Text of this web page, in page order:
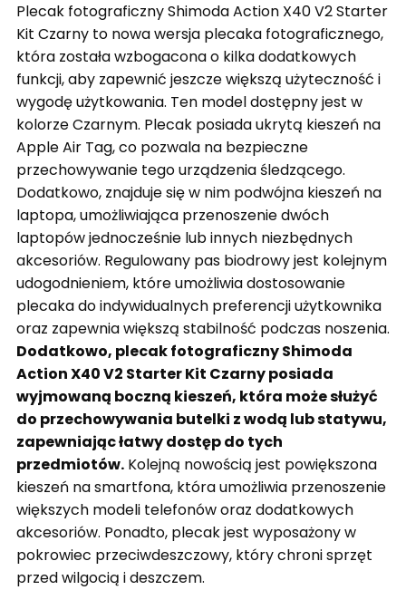
Plecak fotograficzny Shimoda Action X40 V2 Starter
Kit Czarny to nowa wersja plecaka fotograficznego,
która została wzbogacona o kilka dodatkowych
funkcji, aby zapewnić jeszcze większą użyteczność i
wygodę użytkowania. Ten model dostępny jest w
kolorze Czarnym. Plecak posiada ukrytą kieszeń na
Apple Air Tag, co pozwala na bezpieczne
przechowywanie tego urządzenia śledzącego.
Dodatkowo, znajduje się w nim podwójna kieszeń na
laptopa, umożliwiająca przenoszenie dwóch
laptopów jednocześnie lub innych niezbędnych
akcesoriów. Regulowany pas biodrowy jest kolejnym
udogodnieniem, które umożliwia dostosowanie
plecaka do indywidualnych preferencji użytkownika
oraz zapewnia większą stabilność podczas noszenia.
Dodatkowo, plecak fotograficzny Shimoda
Action X40 V2 Starter Kit Czarny posiada
wyjmowaną boczną kieszeń, która może służyć
do przechowywania butelki z wodą lub statywu,
zapewniając łatwy dostęp do tych
przedmiotów. Kolejną nowością jest powiększona
kieszeń na smartfona, która umożliwia przenoszenie
większych modeli telefonów oraz dodatkowych
akcesoriów. Ponadto, plecak jest wyposażony w
pokrowiec przeciwdeszczowy, który chroni sprzęt
przed wilgocią i deszczem.